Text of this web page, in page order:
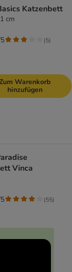
Katzenbett
cm
(5)
Warenkorb
hinzufügen
Vinca
(55)